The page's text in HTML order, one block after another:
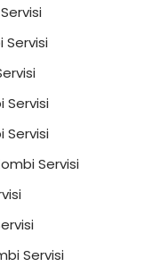
Servisi
Servisi
Servisi
Servisi
Servisi